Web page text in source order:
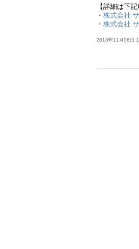
【詳細は下
・ 株式会社
・ 株式会社
2018年11月06日